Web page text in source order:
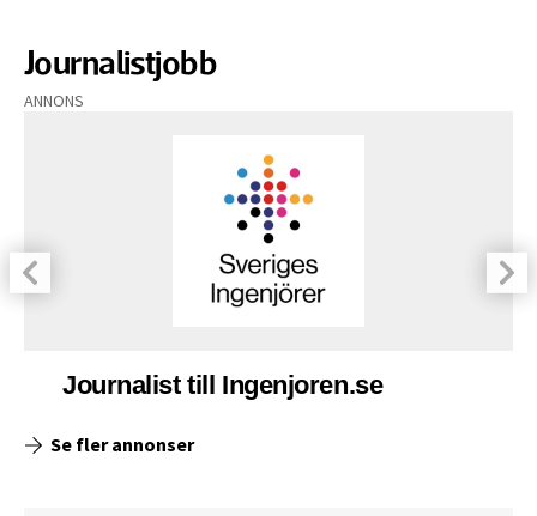
Journalistjobb
ANNONS
Journalist till Ingenjoren.se
Se fler annonser